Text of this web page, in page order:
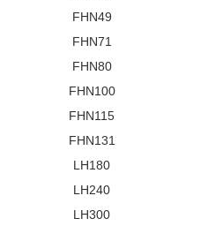
FHN49
FHN71
FHN80
FHN100
FHN115
FHN131
LH180
LH240
LH300